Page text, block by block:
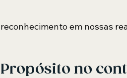
reconhecimento em nossas
Propósito no